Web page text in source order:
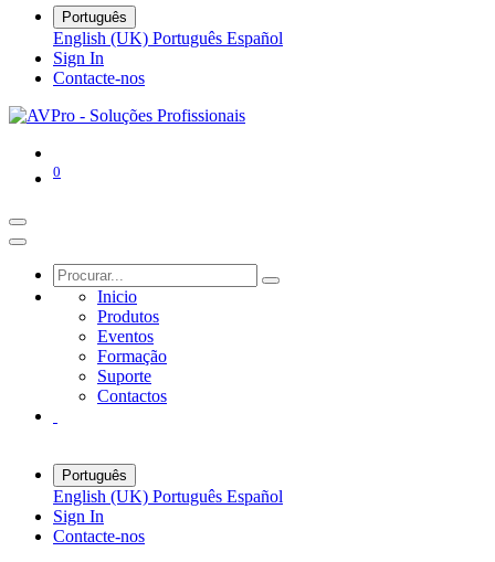
Português
English (UK) Português Español
Sign In
Contacte-nos
0
Inicio
Produtos
Eventos
Formação
Suporte
Contactos
Português
English (UK) Português Español
Sign In
Contacte-nos